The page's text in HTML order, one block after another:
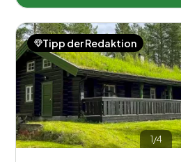
1/4
Tipp der Redaktion